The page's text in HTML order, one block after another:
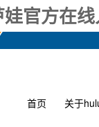
官方在
首页 关于